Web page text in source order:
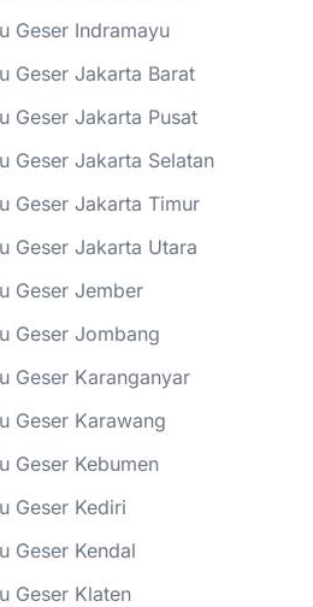
Geser Indramayu
Geser Jakarta Barat
Geser Jakarta Pusat
Geser Jakarta Selatan
Geser Jakarta Timur
Geser Jakarta Utara
Geser Jember
Geser Jombang
Geser Karanganyar
Geser Karawang
Geser Kebumen
Geser Kediri
Geser Kendal
Geser Klaten